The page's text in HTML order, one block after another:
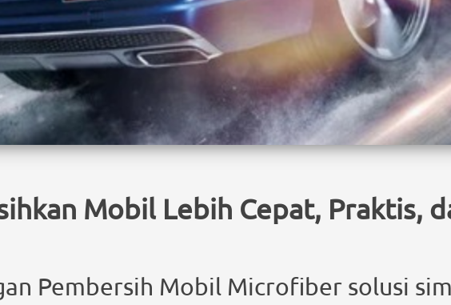
Mobil Lebih Cepat, Praktis,
Pembersih Mobil Microfiber solusi